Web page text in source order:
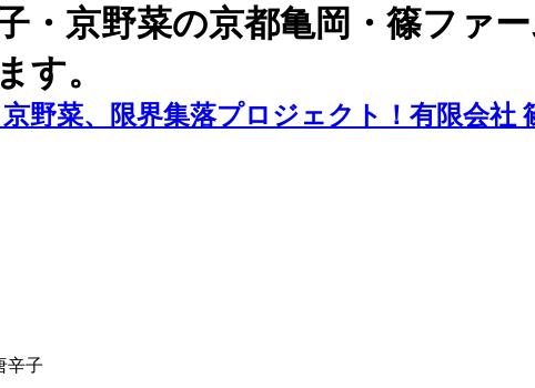
・京野菜の京都亀岡・篠ファ
す。
辛子